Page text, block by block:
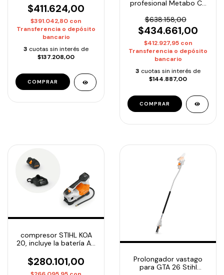
Cargador)
$411.624,00
$391.042,80 con
Transferencia o depósito
bancario
3 cuotas sin interés de
$137.208,00
profesional Metabo CS
$638.158,00
$434.661,00
$412.927,95 con
Transferencia o depósito
bancario
3 cuotas sin interés de
$144.887,00
compresor STIHL KOA
20, incluye la batería AS
$280.101,00
Prolongador vastago
para GTA 26 Stihl